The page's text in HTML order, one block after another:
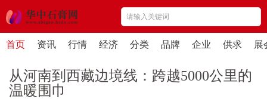
首页 资讯 行情 经济 分类 品牌 企业 供求 展
从河南到西藏边境线：跨越5000公里的
温暖围巾